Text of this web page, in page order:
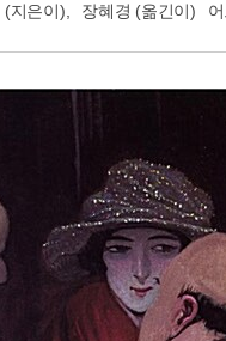
(지은이), 장혜경 (옮긴이)